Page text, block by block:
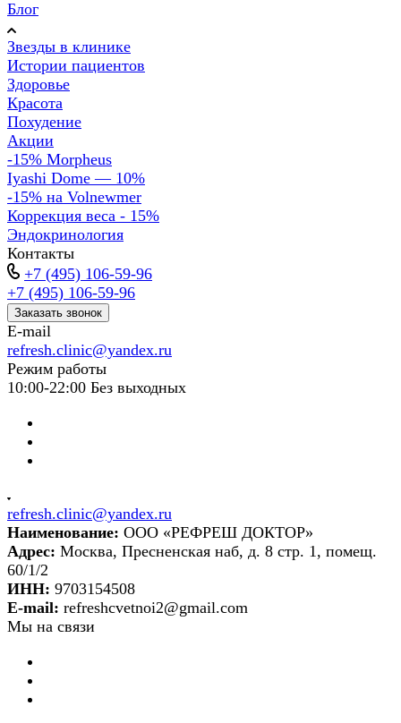
Блог
Звезды в клинике
Истории пациентов
Здоровье
Красота
Похудение
Акции
-15% Morpheus
Iyashi Dome — 10%
-15% на Volnewmer
Коррекция веса - 15%
Эндокринология
Контакты
+7 (495) 106-59-96
+7 (495) 106-59-96
Заказать звонок
E-mail
refresh.clinic@yandex.ru
Режим работы
10:00-22:00 Без выходных
refresh.clinic@yandex.ru
Наименование: ООО «РЕФРЕШ ДОКТОР»
Адрес: Москва, Пресненская наб, д. 8 стр. 1, помещ.
60/1/2
ИНН: 9703154508
E-mail: refreshcvetnoi2@gmail.com
Мы на связи